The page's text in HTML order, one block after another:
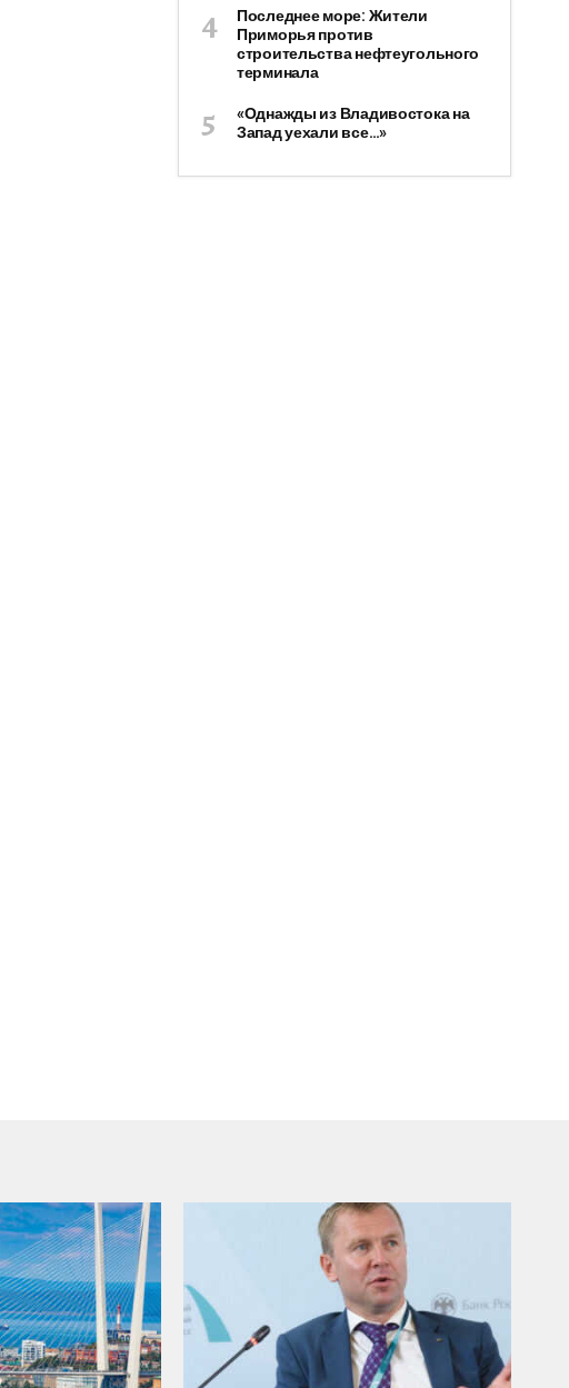
Последнее море: Жители
Приморья против
строительства нефтеугольного
терминала
«Однажды из Владивостока на
Запад уехали все…»